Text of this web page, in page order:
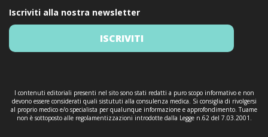
Iscriviti alla nostra newsletter
ISCRIVITI
I contenuti editoriali presenti nel sito sono stati redatti a puro scopo informativo e non
devono essere considerati quali sistututi alla consulenza medica. Si consiglia di rivolgersi
al proprio medico e/o specialista per qualunque informazione e approfondimento. Tuame
non è sottoposto alle regolamentizzazioni introdotte dalla Legge n.62 del 7.03.2001.